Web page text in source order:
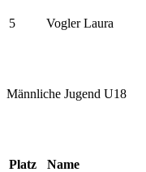
5 Vogler Laura
Männliche Jugend U18
Platz Name